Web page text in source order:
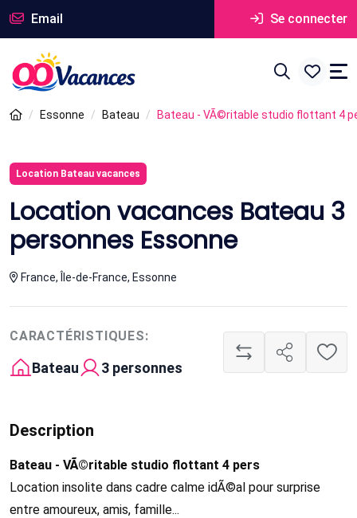
Email Se connecter
Essonne Bateau Bateau - VÃ©ritable studio flottant 4
Location Bateau vacances
Location vacances Bateau 3
personnes Essonne
France, Île-de-France, Essonne
CARACTÉRISTIQUES:
Bateau 3 personnes
Description
Bateau - VÃ©ritable studio flottant 4 pers
Location insolite dans cadre calme idÃ©al pour surprise
entre amoureux, amis, famille...